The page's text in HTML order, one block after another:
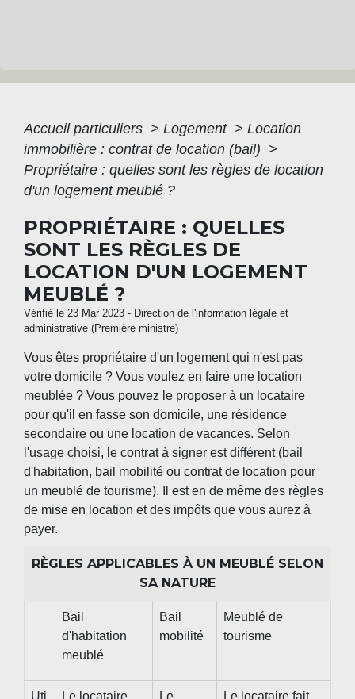
Accueil particuliers > Logement > Location
immobilière : contrat de location (bail) >
Propriétaire : quelles sont les règles de location
d'un logement meublé ?
PROPRIÉTAIRE : QUELLES
SONT LES RÈGLES DE
LOCATION D'UN LOGEMENT
MEUBLÉ ?
Vérifié le 23 Mar 2023 - Direction de l'information légale et
administrative (Première ministre)
Vous êtes propriétaire d'un logement qui n'est pas
votre domicile ? Vous voulez en faire une location
meublée ? Vous pouvez le proposer à un locataire
pour qu'il en fasse son domicile, une résidence
secondaire ou une location de vacances. Selon
l'usage choisi, le contrat à signer est différent (bail
d'habitation, bail mobilité ou contrat de location pour
un meublé de tourisme). Il est en de même des règles
de mise en location et des impôts que vous aurez à
payer.
RÈGLES APPLICABLES À UN MEUBLÉ SELON
SA NATURE
Bail
d'habitation
meublé
Bail
mobilité
Meublé de
tourisme
Uti Le locataire Le Le locataire fait